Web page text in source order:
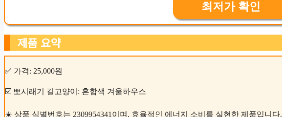
최저가 확인
제품 요약
✅ 가격: 25,000원
☑️ 뽀시래기 길고양이: 혼합색 겨울하우스
☀️ 상품 식별번호는 2309954341이며, 효율적인 에너지 소비를 실현한 제품입니다.